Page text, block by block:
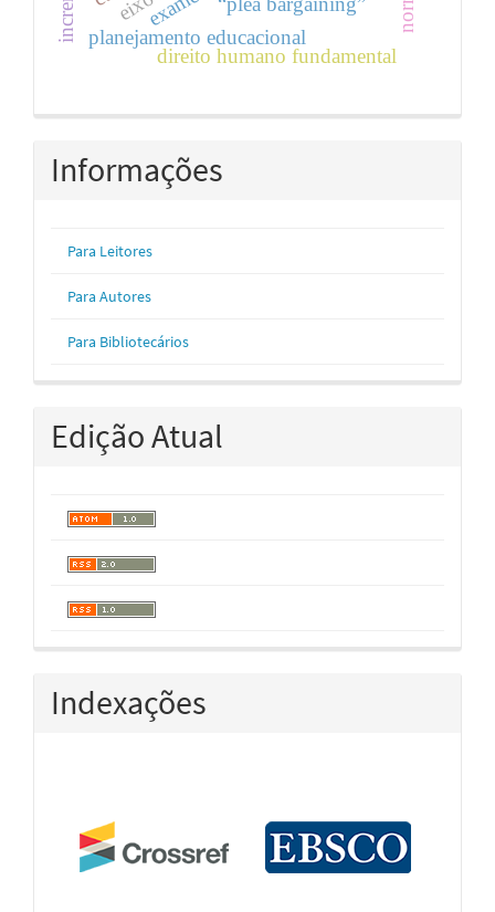
planejamento educacional
direito humano fundamental
Informações
Para Leitores
Para Autores
Para Bibliotecários
Edição Atual
Indexações